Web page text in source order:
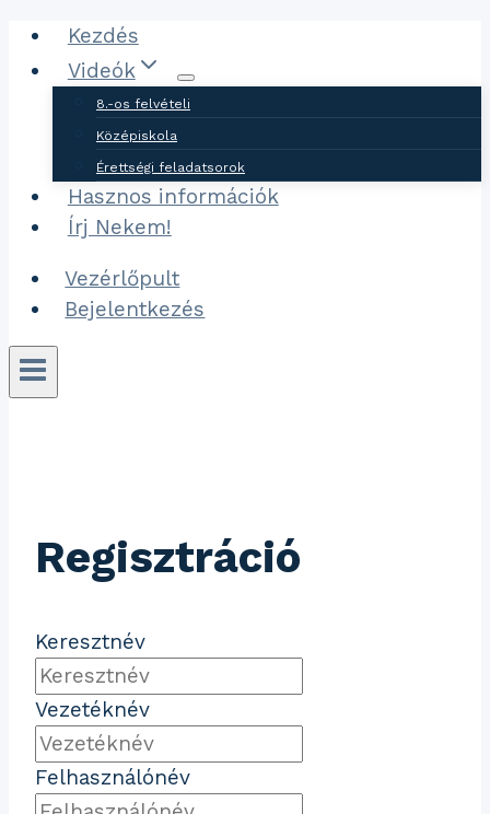
Ugrás
tartalomhoz
Kezdés
Videók
8.-os felvételi
Középiskola
Érettségi feladatsorok
Hasznos információk
Írj Nekem!
Vezérlőpult
Bejelentkezés
Regisztráció
Keresztnév
Vezetéknév
Felhasználónév